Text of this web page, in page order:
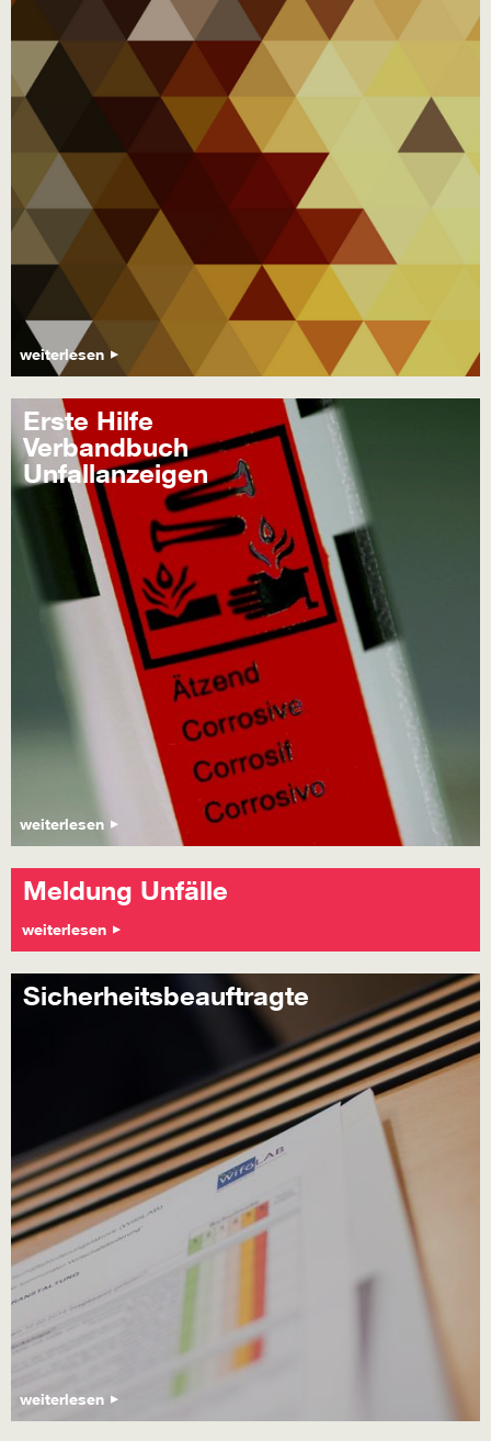
weiterlesen
Erste Hilfe
Verbandbuch
Unfallanzeigen
weiterlesen
Meldung Unfälle
weiterlesen
Sicherheitsbeauftragte
weiterlesen